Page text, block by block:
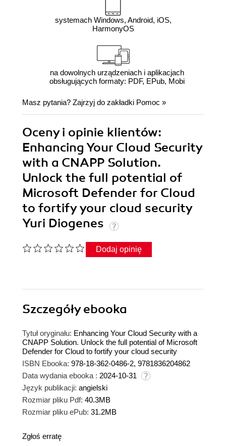
systemach Windows, Android, iOS,
HarmonyOS
na dowolnych urządzeniach i aplikacjach
obsługujących formaty: PDF, EPub, Mobi
Masz pytania? Zajrzyj do zakładki Pomoc »
Oceny i opinie klientów:
Enhancing Your Cloud Security
with a CNAPP Solution.
Unlock the full potential of
Microsoft Defender for Cloud
to fortify your cloud security
Yuri Diogenes
Dodaj opinię
Szczegółyebooka
Tytuł oryginału: Enhancing Your Cloud Security with a
CNAPP Solution. Unlock the full potential of Microsoft
Defender for Cloud to fortify your cloud security
ISBN Ebooka: 978-18-362-0486-2, 9781836204862
Data wydania ebooka : 2024-10-31
Język publikacji: angielski
Rozmiar pliku Pdf: 40.3MB
Rozmiar pliku ePub: 31.2MB
Zgłoś erratę